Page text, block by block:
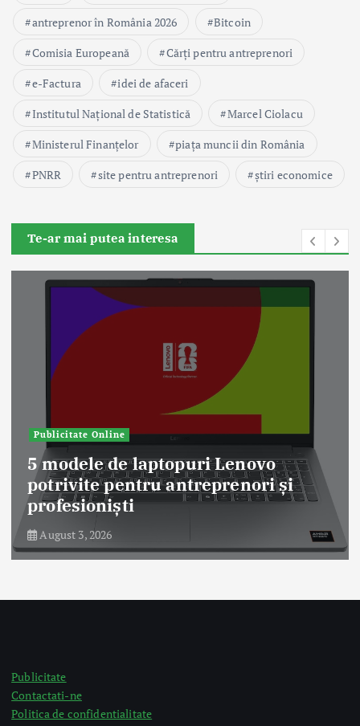
antreprenor în România 2026
Bitcoin
Comisia Europeană
Cărți pentru antreprenori
e-Factura
idei de afaceri
Institutul Național de Statistică
Marcel Ciolacu
Ministerul Finanțelor
piața muncii din România
PNRR
site pentru antreprenori știri economice
Te-ar mai putea interesa
Antreprenoriat
Tendințe în comerțul online:
oportunități pentru magazinele
România
August 3, 2026
Publicitate
Contactati-ne
Politica de confidentialitate